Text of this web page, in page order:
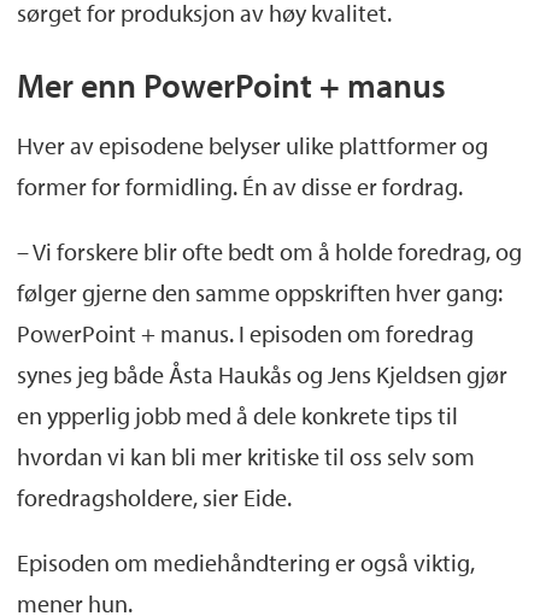
Jens Kjeldsen, professor ved Institutt for
forskningsprosjekter
Kommunikasjonsavdelingen
Jill Walker Rettberg, professor ved Institutt
for lingvistiske, litterære og estetiske
studier
Kikki Kleiven, instituttleder ved Institutt
for geovitenskap og direktør ved
sørget for produksjon av høy kvalitet.
Mer enn PowerPoint + manus
Hver av episodene belyser ulike plattformer og
former for formidling. Én av disse er fordrag.
– Vi forskere blir ofte bedt om å holde foredrag, og
følger gjerne den samme oppskriften hver gang:
PowerPoint + manus. I episoden om foredrag
synes jeg både Åsta Haukås og Jens Kjeldsen gjør
en ypperlig jobb med å dele konkrete tips til
hvordan vi kan bli mer kritiske til oss selv som
foredragsholdere, sier Eide.
Episoden om mediehåndtering er også viktig,
mener hun.